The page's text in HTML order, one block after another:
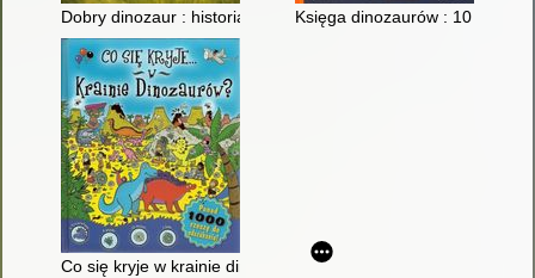
Dobry dinozaur : historia niezwykłej przyjaźni
Księga dinozaurów : 10
Co się kryje w krainie dinozaurów?